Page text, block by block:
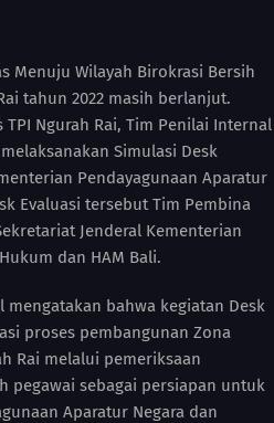
Menuju Wilayah Birokrasi Bersih
tahun 2022 masih berlanjut.
Ngurah Rai, Tim Penilai Internal
Simulasi Desk
Pendayagunaan Aparatur
Evaluasi tersebut Tim Pembina
Jenderal Kementerian
dan HAM Bali.
bahwa kegiatan Desk
proses pembangunan Zona
Rai melalui pemeriksaan
pegawai sebagai persiapan untuk
Aparatur Negara dan